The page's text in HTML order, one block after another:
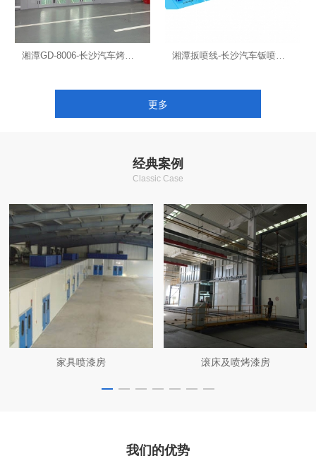
湘潭GD-8006-长沙汽车烤漆房 湘潭扳喷线-长沙汽车钣喷流水线
更多
经典案例
Classic Case
家具喷漆房 滚床及喷烤漆房
我们的优势